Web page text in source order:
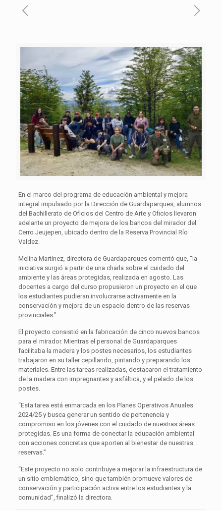
En el marco del programa de educación ambiental y mejora
integral impulsado por la Dirección de Guardaparques, alumnos
del Bachillerato de Oficios del Centro de Arte y Oficios llevaron
adelante un proyecto de mejora de los bancos del mirador del
Cerro Jeujepen, ubicado dentro de la Reserva Provincial Río
Valdez.
Melina Martínez, directora de Guardaparques comentó que, “la
iniciativa surgió a partir de una charla sobre el cuidado del
ambiente y las áreas protegidas, realizada en agosto. Las
docentes a cargo del curso propusieron un proyecto en el que
los estudiantes pudieran involucrarse activamente en la
conservación y mejora de un espacio dentro de las reservas
provinciales.”
El proyecto consistió en la fabricación de cinco nuevos bancos
para el mirador. Mientras el personal de Guardaparques
facilitaba la madera y los postes necesarios, los estudiantes
trabajaron en su taller cepillando, pintando y preparando los
materiales. Entre las tareas realizadas, destacaron el tratamiento
de la madera con impregnantes y asfáltica, y el pelado de los
postes.
“Esta tarea está enmarcada en los Planes Operativos Anuales
2024/25 y busca generar un sentido de pertenencia y
compromiso en los jóvenes con el cuidado de nuestras áreas
protegidas. Es una forma de conectar la educación ambiental
con acciones concretas que aporten al bienestar de nuestras
reservas.”
“Este proyecto no solo contribuye a mejorar la infraestructura de
un sitio emblemático, sino que también promueve valores de
conservación y participación activa entre los estudiantes y la
comunidad”, finalizó la directora.